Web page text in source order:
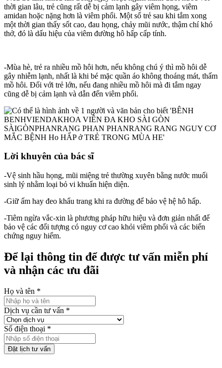
thời gian lâu, trẻ cũng rất dễ bị cảm lạnh gây viêm họng, viêm
amidan hoặc nặng hơn là viêm phổi. Một số trẻ sau khi tắm xong
một thời gian thấy sốt cao, đau họng, chảy mũi nước, thậm chí khó
thở, đó là dấu hiệu của viêm đường hô hấp cấp tính.
-Mùa hè, trẻ ra nhiều mồ hôi hơn, nếu không chú ý thì mồ hôi dễ
gây nhiễm lạnh, nhất là khi bé mặc quần áo không thoáng mát, thấm
mồ hôi. Đối với trẻ lớn, nếu đang nhiều mồ hôi mà đi tắm ngay
cũng dễ bị cảm lạnh và dẫn đến viêm phổi.
Lời khuyên của bác sĩ
-Vệ sinh hầu họng, mũi miệng trẻ thường xuyên bằng nước muối
sinh lý nhằm loại bỏ vi khuẩn hiện diện.
-Giữ ấm hay đeo khẩu trang khi ra đường để bảo vệ hệ hô hấp.
-Tiêm ngừa vắc-xin là phương pháp hữu hiệu và đơn giản nhất để
bảo vệ các đối tượng có nguy cơ cao khỏi viêm phổi và các biến
chứng nguy hiểm.
Để lại thông tin để được tư vấn miễn phí
và nhận các ưu đãi
Họ và tên *
Dịch vụ cần tư vấn *
Số điện thoại *
Đặt lịch tư vấn